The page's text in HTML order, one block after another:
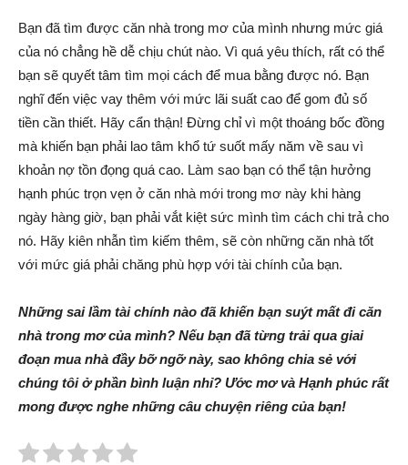
Bạn đã tìm được căn nhà trong mơ của mình nhưng mức giá
của nó chẳng hề dễ chịu chút nào. Vì quá yêu thích, rất có thể
bạn sẽ quyết tâm tìm mọi cách để mua bằng được nó. Bạn
nghĩ đến việc vay thêm với mức lãi suất cao để gom đủ số
tiền cần thiết. Hãy cẩn thận! Đừng chỉ vì một thoáng bốc đồng
mà khiến bạn phải lao tâm khổ tứ suốt mấy năm về sau vì
khoản nợ tồn đọng quá cao. Làm sao bạn có thể tận hưởng
hạnh phúc trọn vẹn ở căn nhà mới trong mơ này khi hàng
ngày hàng giờ, bạn phải vắt kiệt sức mình tìm cách chi trả cho
nó. Hãy kiên nhẫn tìm kiếm thêm, sẽ còn những căn nhà tốt
với mức giá phải chăng phù hợp với tài chính của bạn.
Những sai lầm tài chính nào đã khiến bạn suýt mất đi căn
nhà trong mơ của mình? Nếu bạn đã từng trải qua giai
đoạn mua nhà đầy bỡ ngỡ này, sao không chia sẻ với
chúng tôi ở phần bình luận nhỉ? Ước mơ và Hạnh phúc rất
mong được nghe những câu chuyện riêng của bạn!